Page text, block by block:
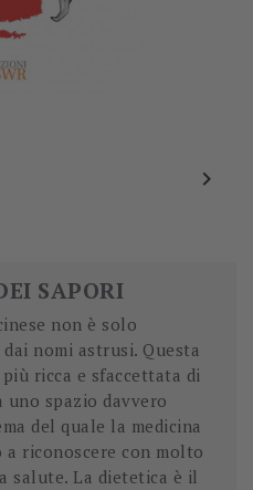

SAPORI
non è solo
nomi astrusi. Questa
ricca e sfaccettata di
uno spazio davvero
del quale la medicina
riconoscere con molto
salute. La dietetica è il